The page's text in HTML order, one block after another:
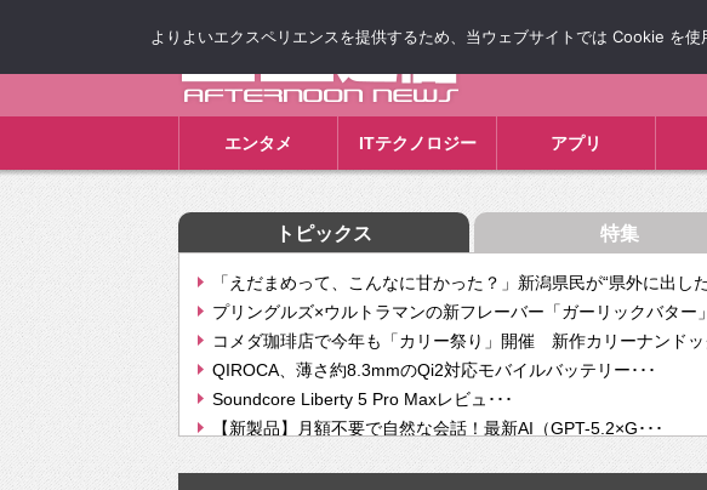
エンタメ ITテクノロジー アプリ
トピックス 特集
「えだまめって、こんなに甘かった？」新潟県民が“県外に出し
プリングルズ×ウルトラマンの新フレーバー「ガーリックバター
コメダ珈琲店で今年も「カリー祭り」開催 新作カリーナンドッ
QIROCA、薄さ約8.3mmのQi2対応モバイルバッテリー･･･
Soundcore Liberty 5 Pro Maxレビュ･･･
【新製品】月額不要で自然な会話！最新AI（GPT-5.2×G･･･
【次世代の没入感と生産性】VITURE Luma Ultra･･･
よりよいエクスペリエンスを提供するため、当ウェブサイトでは Cookie を